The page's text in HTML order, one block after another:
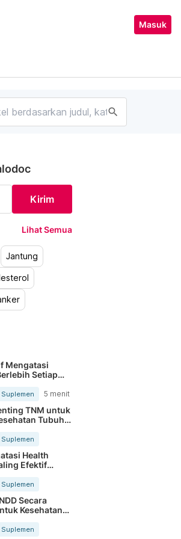
Masuk
search
Kirim
Lihat Semua
Jantung
Mengatasi
Setiap
5 menit
TNM untuk
Tubuh
Health
Efektif
Secara
Kesehatan